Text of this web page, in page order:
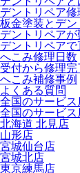
デントリペア修
板金塗装とデ
デントリペア
デントリペア
へこみ修理日数
受付から修理完
へこみ補修事例
よくある質問
全国のサービス
全国のサービス
北海道 北見店
山形店
宮城仙台店
宮城北店
東京練馬店